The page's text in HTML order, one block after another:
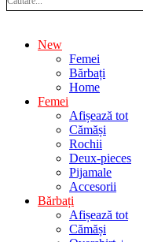
New
Femei
Bărbați
Home
Femei
Afișează tot
Cămăși
Rochii
Deux-pieces
Pijamale
Accesorii
Bărbați
Afișează tot
Cămăși